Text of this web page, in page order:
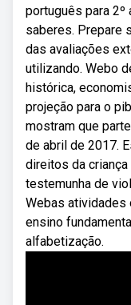
português para 2º
saberes. Prepare
das avaliações
utilizando. Webo
histórica,
projeção para o
mostram que
de abril de 2017.
direitos da
testemunha de
Webas atividades
ensino
alfabetização.